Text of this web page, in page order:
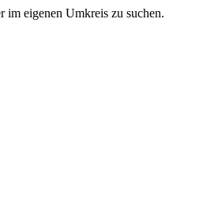
eigenen Umkreis zu suchen.